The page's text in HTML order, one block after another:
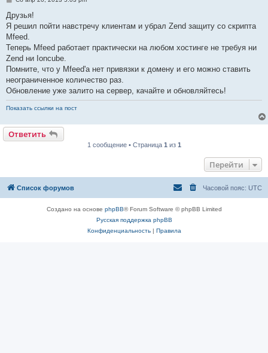
о
б
щ
е
и
е
Друзья!
Я решил пойти навстречу клиентам и убрал Zend защиту со скрипта
Mfeed.
Теперь Mfeed работает практически на любом хостинге не требуя ни
Zend ни Ioncube.
Помните, что у Mfeed'а нет привязки к домену и его можно ставить
неограниченное количество раз.
Обновление уже залито на сервер, качайте и обновляйтесь!
Показать ссылки на пост
Ответить
1 сообщение • Страница 1 из 1
Перейти
Список форумов Часовой пояс: UTC
Создано на основе phpBB® Forum Software © phpBB Limited
Русская поддержка phpBB
Конфиденциальность| Правила